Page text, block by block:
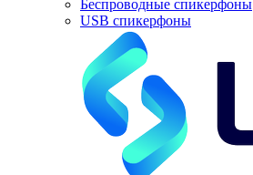
Беспроводные спикерфоны
USB спикерфоны